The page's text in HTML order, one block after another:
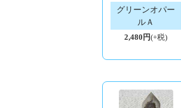
グリーンオパー
ルＡ
2,480円(+税)